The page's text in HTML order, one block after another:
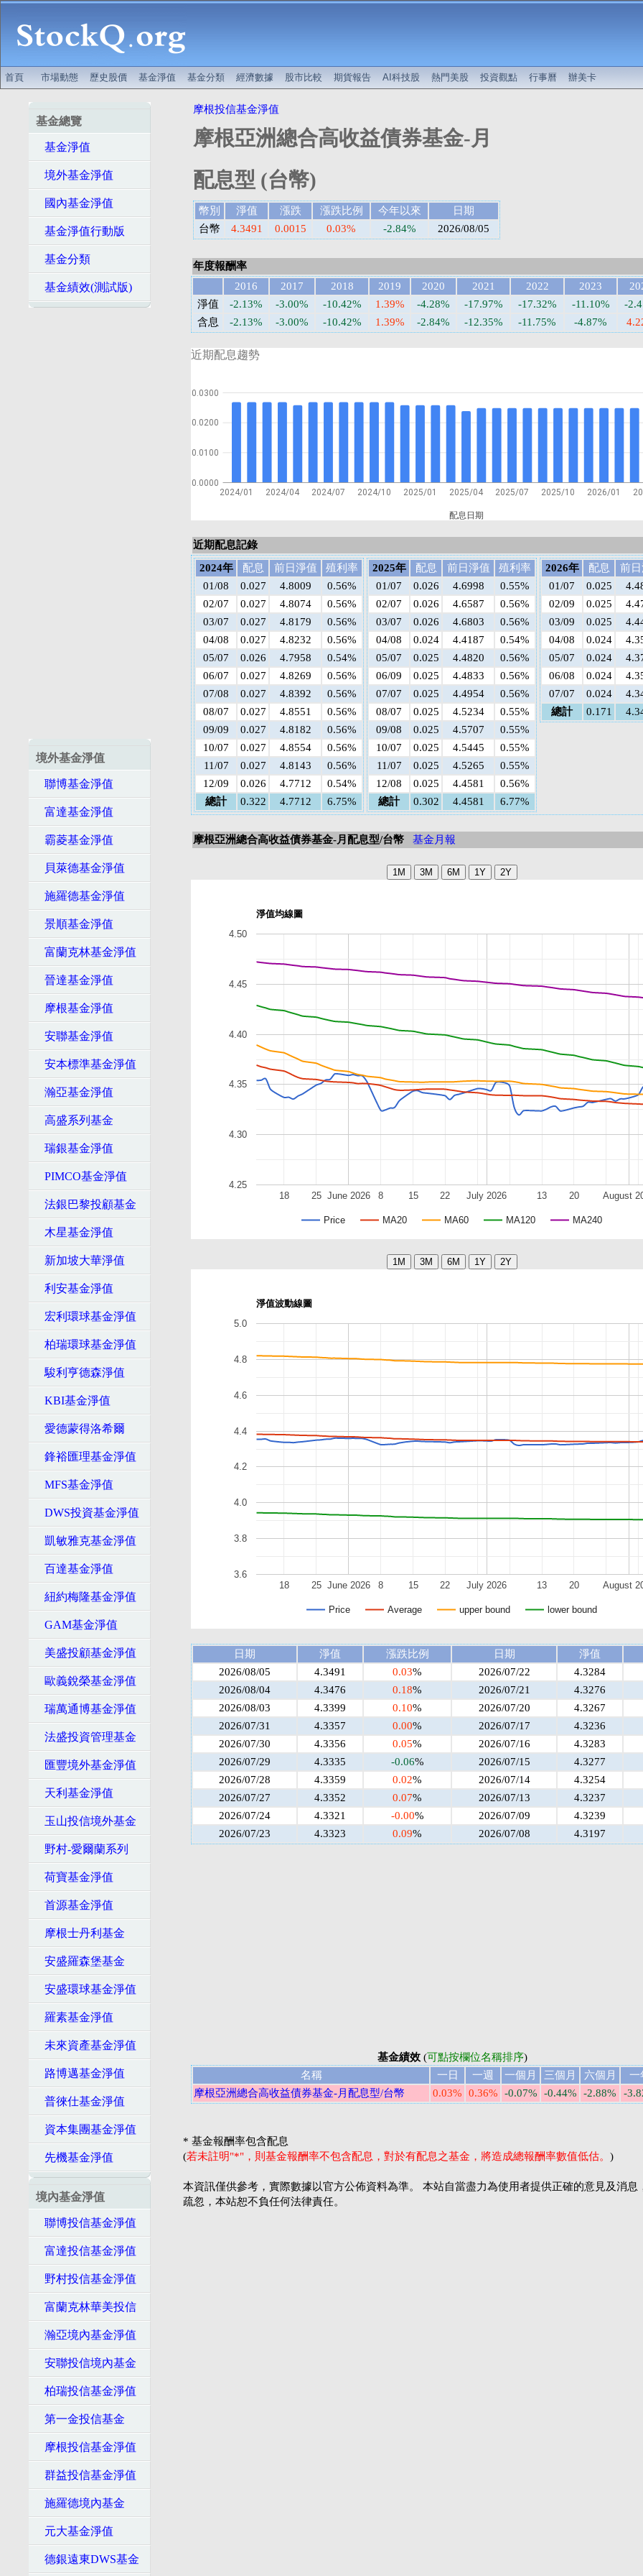
首頁 市場動態 歷史股價 基金淨值 基金分類 經濟數據 股市比較 期貨報告 AI科技股 熱門美股 投資觀點 行事曆 辦美卡
基金總覽
基金淨值
境外基金淨值
國內基金淨值
基金淨值行動版
基金分類
基金績效(測試版)
境外基金淨值
聯博基金淨值
富達基金淨值
霸菱基金淨值
貝萊德基金淨值
施羅德基金淨值
景順基金淨值
富蘭克林基金淨值
晉達基金淨值
摩根基金淨值
安聯基金淨值
安本標準基金淨值
瀚亞基金淨值
高盛系列基金
瑞銀基金淨值
PIMCO基金淨值
法銀巴黎投顧基金
木星基金淨值
新加坡大華淨值
利安基金淨值
宏利環球基金淨值
柏瑞環球基金淨值
駿利亨德森淨值
KBI基金淨值
愛德蒙得洛希爾
鋒裕匯理基金淨值
MFS基金淨值
DWS投資基金淨值
凱敏雅克基金淨值
百達基金淨值
紐約梅隆基金淨值
GAM基金淨值
美盛投顧基金淨值
歐義銳榮基金淨值
瑞萬通博基金淨值
法盛投資管理基金
匯豐境外基金淨值
天利基金淨值
玉山投信境外基金
野村-愛爾蘭系列
荷寶基金淨值
首源基金淨值
摩根士丹利基金
安盛羅森堡基金
安盛環球基金淨值
羅素基金淨值
未來資產基金淨值
路博邁基金淨值
普徠仕基金淨值
資本集團基金淨值
先機基金淨值
境內基金淨值
聯博投信基金淨值
富達投信基金淨值
野村投信基金淨值
富蘭克林華美投信
瀚亞境內基金淨值
安聯投信境內基金
柏瑞投信基金淨值
第一金投信基金
摩根投信基金淨值
群益投信基金淨值
施羅德境內基金
元大基金淨值
德銀遠東DWS基金
摩根投信基金淨值
摩根亞洲總合高收益債券基金-月
配息型 (台幣)
幣別 淨值 漲跌 漲跌比例 今年以來
日期
台幣
4.3491 0.0015 0.03% -2.84% 2026/08/05
年度報酬率
2016
2017 2018 2019 2020 2021 2022 2023
淨值
-2.13% -3.00% -10.42% 1.39% -4.28% -17.97% -17.32% -11.10%
-
含息
-2.13% -3.00% -10.42% 1.39% -2.84% -12.35% -11.75% -4.87%
近期配息趨勢
2024/01 2024/04 2024/07 2024/10 2025/01 2025/04 2025/07 2025/10 2026/01
配息日期
0.0000
0.0100
0.0200
0.0300
近期配息記錄
2024年
配息 前日淨值
殖利率
01/08
0.027 4.8009
0.56%
02/07
0.027 4.8074
0.56%
03/07
0.027 4.8179
0.56%
04/08
0.027 4.8232
0.56%
05/07
0.026 4.7958
0.54%
06/07
0.027 4.8269
0.56%
07/08
0.027 4.8392
0.56%
08/07
0.027 4.8551
0.56%
09/09
0.027 4.8182
0.56%
10/07
0.027 4.8554
0.56%
11/07
0.027 4.8143
0.56%
12/09
0.026 4.7712
0.54%
總計
0.322 4.7712 6.75%
2025年 配息 前日淨值
殖利率
01/07
0.026 4.6998
0.55%
02/07
0.026 4.6587
0.56%
03/07
0.026 4.6803
0.56%
04/08
0.024 4.4187
0.54%
05/07
0.025 4.4820
0.56%
06/09
0.025 4.4833
0.56%
07/07
0.025 4.4954
0.56%
08/07
0.025 4.5234
0.55%
09/08
0.025 4.5707
0.55%
10/07
0.025 4.5445
0.55%
11/07
0.025 4.5265
0.55%
12/08
0.025 4.4581
0.56%
總計
0.302 4.4581 6.77%
2026年 配息
前
01/07
0.025
02/09
0.025
03/09
0.025
04/08
0.024
05/07
0.024
06/08
0.024
07/07
0.024
總計
0.171
摩根亞洲總合高收益債券基金-月配息型/台幣 基金月報
淨值均線圖
Price MA20 MA60 MA120 MA240
June 2026 July 2026 August
18 25 8 15 22 13 20
4.25
4.30
4.35
4.40
4.45
4.50
淨值波動線圖
Price Average upper bound lower bound
June 2026 July 2026 August
18 25 8 15 22 13 20
3.6
3.8
4.0
4.2
4.4
4.6
4.8
5.0
日期 淨值 漲跌比例 日期
淨值
2026/08/05
4.3491 0.03% 2026/07/22
4.3284
2026/08/04
4.3476 0.18% 2026/07/21
4.3276
2026/08/03
4.3399 0.10% 2026/07/20
4.3267
2026/07/31
4.3357 0.00% 2026/07/17
4.3236
2026/07/30
4.3356 0.05% 2026/07/16
4.3283
2026/07/29
4.3335 -0.06% 2026/07/15
4.3277
2026/07/28
4.3359 0.02% 2026/07/14
4.3254
2026/07/27
4.3352 0.07% 2026/07/13
4.3237
2026/07/24
4.3321 -0.00% 2026/07/09
4.3239
2026/07/23
4.3323 0.09% 2026/07/08 4.3197
基金績效(可點按欄位名稱排序)
名稱
一日 一週 一個月 三個月 六個月
一
摩根亞洲總合高收益債券基金-月配息型/台幣
0.03% 0.36% -0.07% -0.44% -2.88% -
* 基金報酬率包含配息
(若未註明"*"，則基金報酬率不包含配息，對於有配息之基金，將造成總報酬率數值低估。 )
本資訊僅供參考，實際數據以官方公佈資料為準。 本站自當盡力為使用者提供正確的意見及消息
疏忽，本站恕不負任何法律責任。